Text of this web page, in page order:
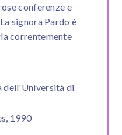
conferenze e
signora Pardo è
correntemente
dell'Università di
1990